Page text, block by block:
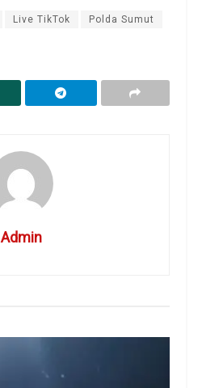
Live TikTok Polda Sumut
Admin